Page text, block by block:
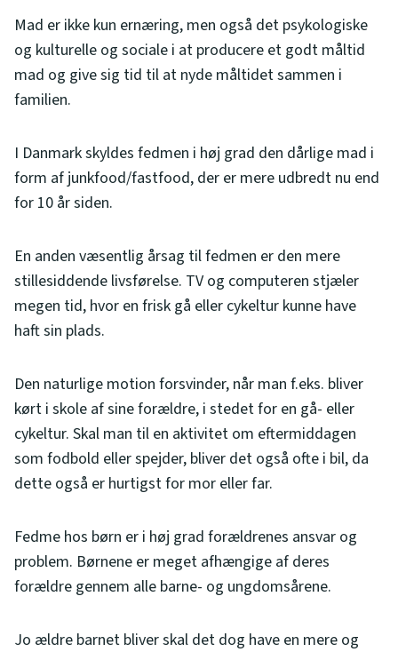
Mad er ikke kun ernæring, men også det psykologiske
og kulturelle og sociale i at producere et godt måltid
mad og give sig tid til at nyde måltidet sammen i
familien.
I Danmark skyldes fedmen i høj grad den dårlige mad i
form af junkfood/fastfood, der er mere udbredt nu end
for 10 år siden.
En anden væsentlig årsag til fedmen er den mere
stillesiddende livsførelse. TV og computeren stjæler
megen tid, hvor en frisk gå eller cykeltur kunne have
haft sin plads.
Den naturlige motion forsvinder, når man f.eks. bliver
kørt i skole af sine forældre, i stedet for en gå- eller
cykeltur. Skal man til en aktivitet om eftermiddagen
som fodbold eller spejder, bliver det også ofte i bil, da
dette også er hurtigst for mor eller far.
Fedme hos børn er i høj grad forældrenes ansvar og
problem. Børnene er meget afhængige af deres
forældre gennem alle barne- og ungdomsårene.
Jo ældre barnet bliver skal det dog have en mere og